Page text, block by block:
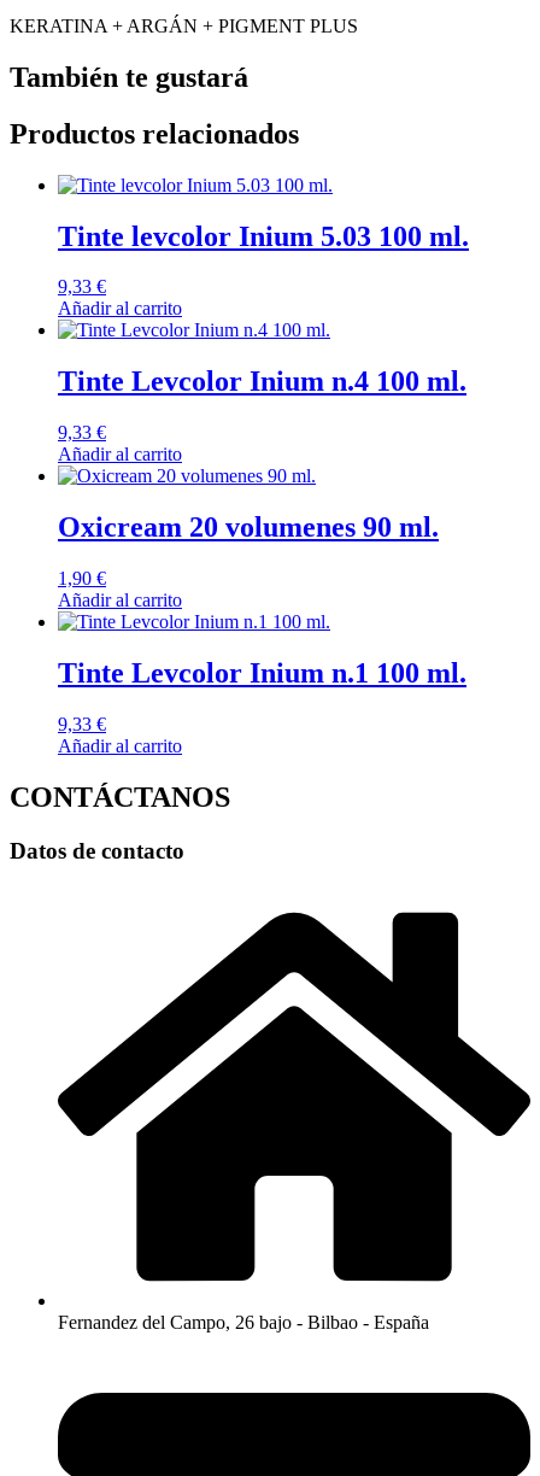
KERATINA + ARGÁN + PIGMENT PLUS
También te gustará
Productos relacionados
Tinte levcolor Inium 5.03 100 ml.
9,33 €
Añadir al carrito
Tinte Levcolor Inium n.4 100 ml.
9,33 €
Añadir al carrito
Oxicream 20 volumenes 90 ml.
1,90 €
Añadir al carrito
Tinte Levcolor Inium n.1 100 ml.
9,33 €
Añadir al carrito
CONTÁCTANOS
Datos de contacto
Fernandez del Campo, 26 bajo - Bilbao - España